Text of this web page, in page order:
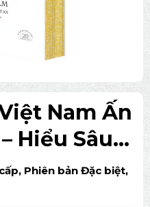
Nam Ấn
Hiểu Sâu
Tộc
, Phiên bản Đặc biệt,